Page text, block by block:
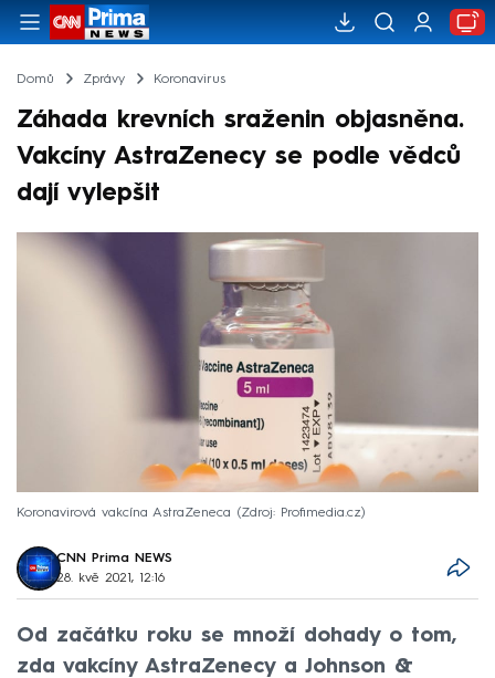
Domů Zprávy Koronavirus
Záhada krevních sraženin objasněna.
Vakcíny AstraZenecy se podle vědců
dají vylepšit
Koronavirová vakcína AstraZeneca Zdroj: Profimedia.cz
CNN Prima NEWS
28. kvě 2021, 12:16
Od začátku roku se množí dohady o tom,
zda vakcíny AstraZenecy a Johnson &